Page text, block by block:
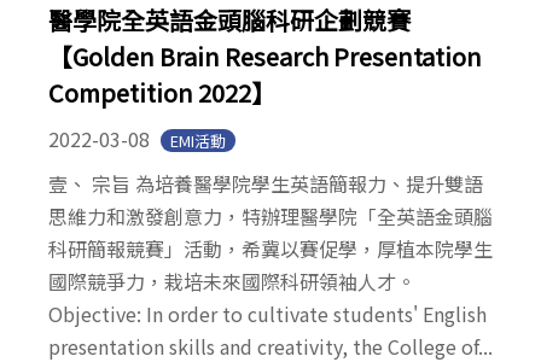
醫學院全英語金頭腦科研企劃競賽
【Golden Brain Research Presentation
Competition 2022】
2022-03-08 EMI活動
壹、 宗旨 為培養醫學院學生英語簡報力、提升雙語
思維力和激發創意力，特辦理醫學院「全英語金頭腦
科研簡報競賽」活動，希冀以賽促學，厚植本院學生
國際競爭力，栽培未來國際科研領袖人才。
Objective: In order to cultivate students' English
presentation skills and creativity, the College of...